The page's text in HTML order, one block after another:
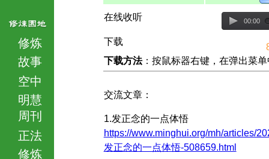
修炼
故事
空中
明慧
周刊
正法
修炼
在线收听 00:00
下载
下载方法：按鼠标器右键，在弹出菜
交流文章：
1.发正念的一点体悟
https://www.minghui.org/mh/articles/
发正念的一点体悟-508659.html